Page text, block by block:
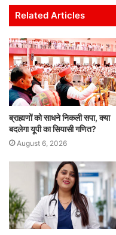
s
A
p
p
e
b
o
o
k
er l
Related Articles
ब्राह्मणों को साधने निकली सपा, क्या
बदलेगा यूपी का सियासी गणित?
August 6, 2026